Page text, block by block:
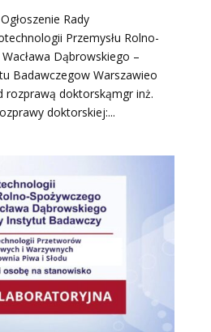
Rady
Przemysłu Rolno-
Dąbrowskiego –
Badawczegow Warszawieo
rozprawą doktorskąmgr inż.
doktorskiej:...